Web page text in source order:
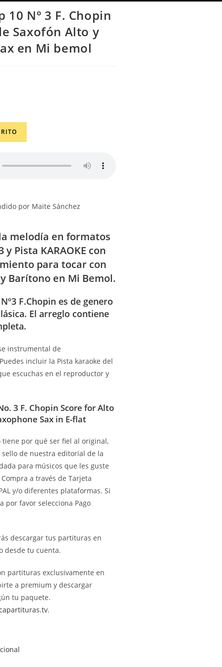
10 Nº 3 F. Chopin
Saxofón Alto y
en Mi bemol
por Maite Sánchez
melodía en formatos
y Pista KARAOKE con
para tocar con
Barítono en Mi Bemol.
F.Chopin es de genero
El arreglo contiene
instrumental de
incluir la Pista karaoke del
escuchas en el reproductor y
3 F. Chopin Score for Alto
Sax in E-flat
por qué ser fiel al original,
de nuestra editorial de la
para músicos que les guste
a través de Tarjeta
y/o diferentes plataformas. Si
por favor selecciona Pago
descargar tus partituras en
desde tu cuenta.
partituras exclusivamente en
a premium y descargar
tu paquete.
.